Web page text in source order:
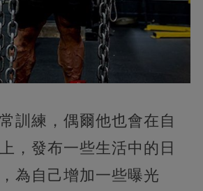
訓練，偶爾他也會在自
，發布一些生活中的日
為自己增加一些曝光